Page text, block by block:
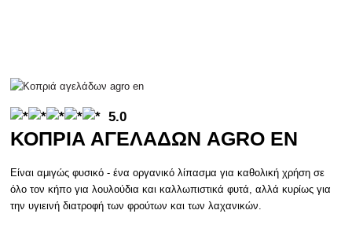
5.0
ΚΟΠΡΙΆ ΑΓΕΛΆΔΩΝ AGRO EN
Είναι αμιγώς φυσικό - ένα οργανικό λίπασμα για καθολική χρήση σε
όλο τον κήπο για λουλούδια και καλλωπιστικά φυτά, αλλά κυρίως για
την υγιεινή διατροφή των φρούτων και των λαχανικών.